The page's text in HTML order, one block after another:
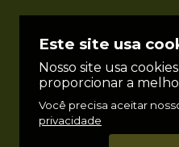
Este site usa
Nosso site usa
proporcionar a
Você precisa aceitar
privacidade